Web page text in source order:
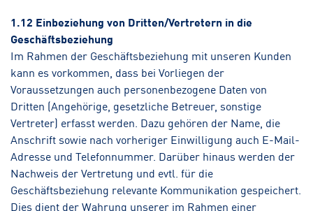
1.12 Einbeziehung von Dritten/Vertretern in die
Geschäftsbeziehung
Im Rahmen der Geschäftsbeziehung mit unseren Kunden
kann es vorkommen, dass bei Vorliegen der
Voraussetzungen auch personenbezogene Daten von
Dritten (Angehörige, gesetzliche Betreuer, sonstige
Vertreter) erfasst werden. Dazu gehören der Name, die
Anschrift sowie nach vorheriger Einwilligung auch E-Mail-
Adresse und Telefonnummer. Darüber hinaus werden der
Nachweis der Vertretung und evtl. für die
Geschäftsbeziehung relevante Kommunikation gespeichert.
Dies dient der Wahrung unserer im Rahmen einer